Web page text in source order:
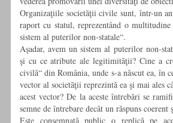
Organizaţiile societăţii civile sunt, într-un
raport cu statul, reprezentând o
sistem al puterilor non-statale“.
Aşadar, avem un sistem al puterilor non-
şi cu ce atribute ale legitimităţii? Cine a
civilă“ din România, unde s-a născut ea, în
vector al societăţii reprezintă ea şi mai ales
acest vector? De la aceste întrebări se
semne de întrebare decât un răspuns coerent
Este consemnată public o replică pe